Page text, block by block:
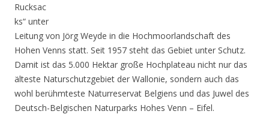
Rucksac
ks“ unter
Leitung von Jörg Weyde in die Hochmoorlandschaft des
Hohen Venns statt. Seit 1957 steht das Gebiet unter Schutz.
Damit ist das 5.000 Hektar große Hochplateau nicht nur das
älteste Naturschutzgebiet der Wallonie, sondern auch das
wohl berühmteste Naturreservat Belgiens und das Juwel des
Deutsch-Belgischen Naturparks Hohes Venn – Eifel.